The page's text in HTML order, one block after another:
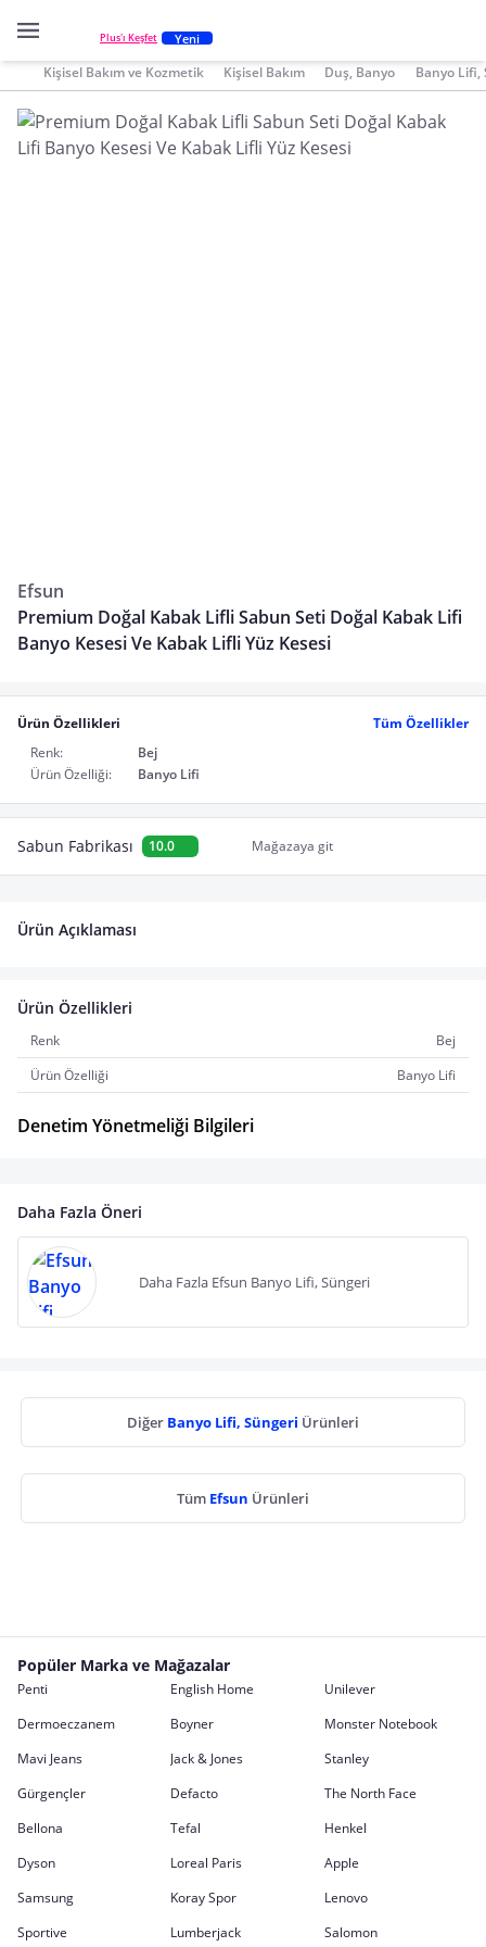
Plus'ı Keşfet Yeni
Kişisel Bakım ve Kozmetik Kişisel Bakım Duş, Banyo Banyo Lifi,
Efsun
Premium Doğal Kabak Lifli Sabun Seti Doğal Kabak Lifi
Banyo Kesesi Ve Kabak Lifli Yüz Kesesi
Ürün Özellikleri
Tüm Özellikler
Renk:
Bej
Ürün Özelliği:
Banyo Lifi
Sabun Fabrikası 10.0 Mağazaya git
Ürün Açıklaması
Ürün Özellikleri
Renk
Bej
Ürün Özelliği
Banyo Lifi
Denetim Yönetmeliği Bilgileri
Daha Fazla Öneri
Daha Fazla Efsun Banyo Lifi, Süngeri
Diğer Banyo Lifi, Süngeri Ürünleri
Tüm Efsun Ürünleri
Popüler Marka ve Mağazalar
Penti English Home
Unilever
Dermoeczanem
Boyner
Monster Notebook
Mavi Jeans
Jack & Jones
Stanley
Gürgençler
Defacto
The North Face
Bellona
Tefal
Henkel
Dyson
Loreal Paris
Apple
Samsung
Koray Spor
Lenovo
Sportive
Lumberjack Salomon